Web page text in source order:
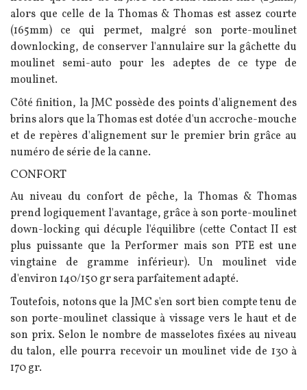
alors que celle de la Thomas & Thomas est assez courte
(165mm) ce qui permet, malgré son porte-moulinet
downlocking, de conserver l'annulaire sur la gâchette du
moulinet semi-auto pour les adeptes de ce type de
moulinet.
Côté finition, la JMC possède des points d'alignement des
brins alors que la Thomas est dotée d'un accroche-mouche
et de repères d'alignement sur le premier brin grâce au
numéro de série de la canne.
CONFORT
Au niveau du confort de pêche, la Thomas & Thomas
prend logiquement l'avantage, grâce à son porte-moulinet
down-locking qui décuple l'équilibre (cette Contact II est
plus puissante que la Performer mais son PTE est une
vingtaine de gramme inférieur). Un moulinet vide
d'environ 140/150 gr sera parfaitement adapté.
Toutefois, notons que la JMC s'en sort bien compte tenu de
son porte-moulinet classique à vissage vers le haut et de
son prix. Selon le nombre de masselotes fixées au niveau
du talon, elle pourra recevoir un moulinet vide de 130 à
170 gr.